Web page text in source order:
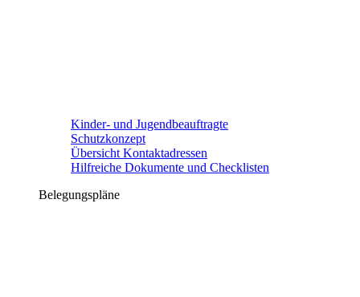
Kinder- und Jugendbeauftragte
Schutzkonzept
Übersicht Kontaktadressen
Hilfreiche Dokumente und Checklisten
Belegungspläne